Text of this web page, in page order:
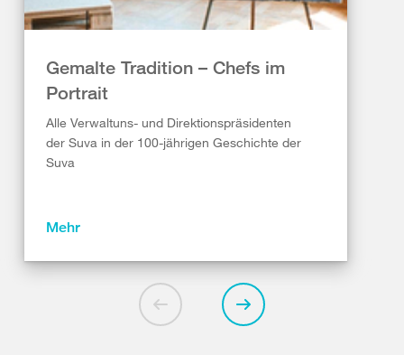
Gemalte Tradition – Chefs im
Portrait
Alle Verwaltuns- und Direktionspräsidenten
der Suva in der 100-jährigen Geschichte der
Suva
Mehr